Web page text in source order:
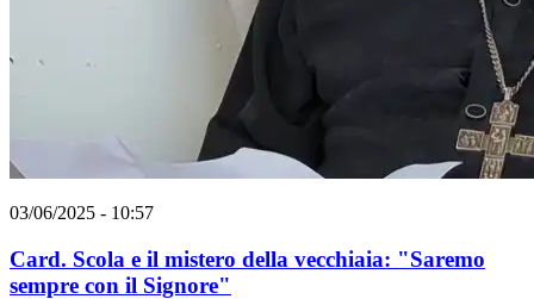
03/06/2025 - 10:57
Card. Scola e il mistero della vecchiaia: "Saremo
sempre con il Signore"